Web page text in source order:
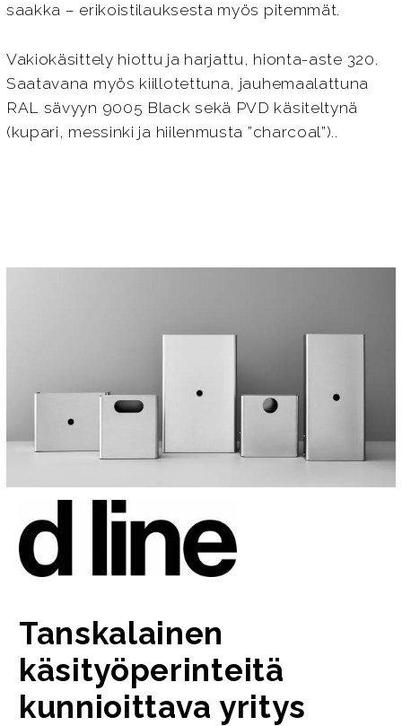
saakka – erikoistilauksesta myös pitemmät.
Vakiokäsittely hiottu ja harjattu, hionta-aste 320.
Saatavana myös kiillotettuna, jauhemaalattuna
RAL sävyyn 9005 Black sekä PVD käsiteltynä
(kupari, messinki ja hiilenmusta ”charcoal”)..
Tanskalainen
käsityöperinteitä
kunnioittava yritys